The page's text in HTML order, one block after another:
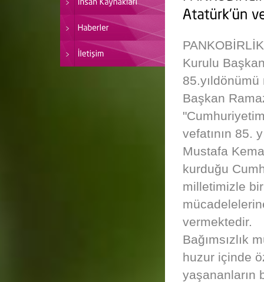
Kurulu
85.yıldönümü
Başkan
vefatının 85.
Mustafa
kurduğu
milletimizle
vermektedir.
Bağımsızlık
huzur içinde
yaşananların